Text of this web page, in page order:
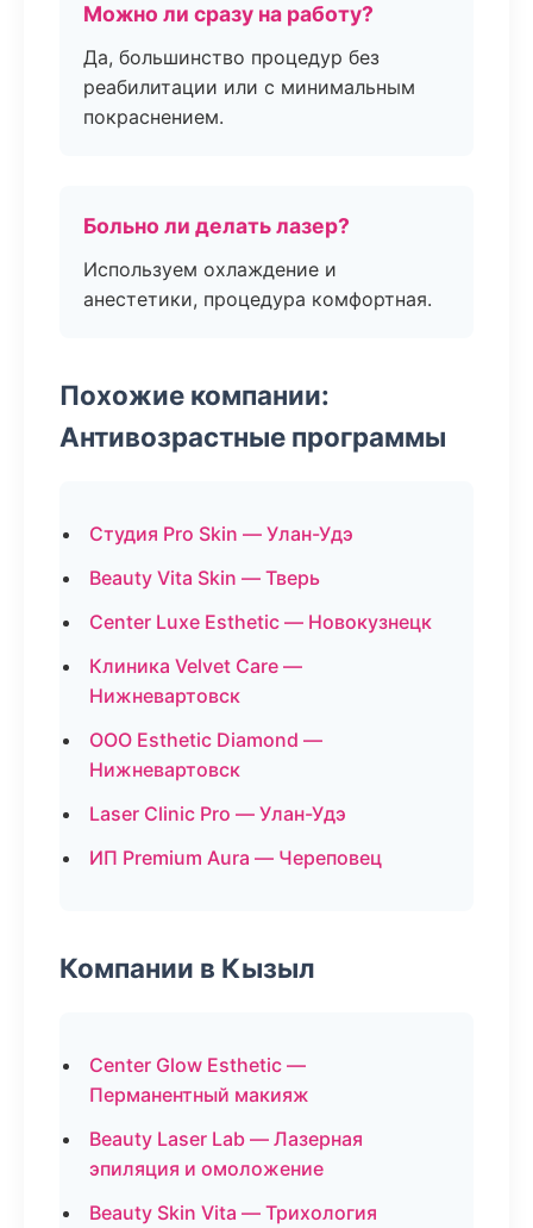
Можно ли сразу на работу?
Да, большинство процедур без
реабилитации или с минимальным
покраснением.
Больно ли делать лазер?
Используем охлаждение и
анестетики, процедура комфортная.
Похожие компании:
Антивозрастные программы
Студия Pro Skin — Улан-Удэ
Beauty Vita Skin — Тверь
Center Luxe Esthetic — Новокузнецк
Клиника Velvet Care —
Нижневартовск
ООО Esthetic Diamond —
Нижневартовск
Laser Clinic Pro — Улан-Удэ
ИП Premium Aura — Череповец
Компании в Кызыл
Center Glow Esthetic —
Перманентный макияж
Beauty Laser Lab — Лазерная
эпиляция и омоложение
Beauty Skin Vita — Трихология